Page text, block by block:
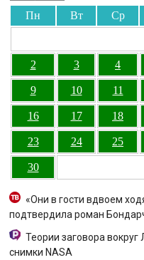
Пн Вт Ср
2 3 4
9 10 11
16 17 18
23 24 25
30
«Они в гости вдвоем
подтвердила роман
Теории заговора
снимки NASA